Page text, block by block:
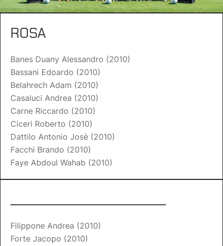
ROSA
Banes Duany Alessandro (2010)
Bassani Edoardo (2010)
Belahrech Adam (2010)
Casaluci Andrea (2010)
Carne Riccardo (2010)
Ciceri Roberto (2010)
Dattilo Antonio Josè (2010)
Facchi Brando (2010)
Faye Abdoul Wahab (2010)
__________________________
Filippone Andrea (2010)
Forte Jacopo (2010)